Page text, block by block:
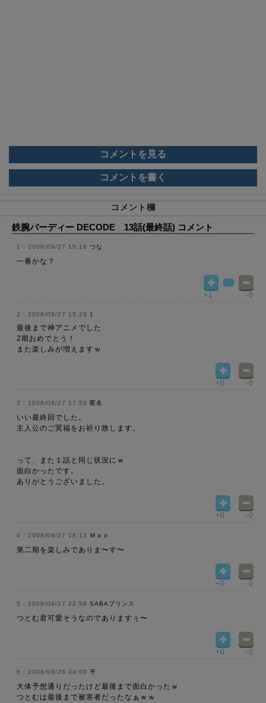
コメントを見る
コメントを書く
コメント欄
鉄腕バーディー DECODE 13話(最終話) コメント
2008/09/27 15:16 つな
一番かな？
+1 -0
2008/09/27 15:29 1
最後まで神アニメでした
2期おめでとう！
また楽しみが増えますｗ
+0 -0
2008/09/27 17:59 匿名
いい最終回でした。
主人公のご冥福をお祈り致します。
って、また１話と同じ状況にｗ
面白かったです。
ありがとうございました。
+0 -0
2008/09/27 18:13 Ｍａｏ
第二期を楽しみでありま〜す〜
+0 -0
2008/09/27 22:58 SABAプリンス
つとむ君可愛そうなのでありますぅ〜
+0 -0
2008/09/28 04:00 平
大体予想通りだったけど最後まで面白かったｗ
つとむは最後まで被害者だったなぁｗｗ